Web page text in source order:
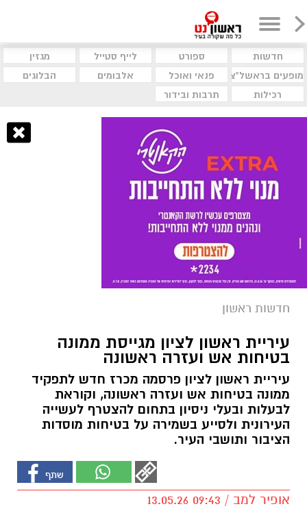
חדשות ספורט לייף סטייל
מגזין
מופעים בראשל"צ
פנאי ואוכל אלבומים
הבלוגים
רכילות
תרבות ובידור
חדשות ראשון
עיריית ראשון לציון מגייסת ממונה
בטיחות אש ועזרה ראשונה
עיריית ראשון לציון פרסמה מכרז חדש לתפקיד
ממונה בטיחות אש ועזרה ראשונה, וקוראת
לבעלות ובעלי ניסיון בתחום להצטרף לעשייה
העירונית ולסייע בשמירה על בטיחות מוסדות
הציבור ותושבי העיר.
אופיר למב / 09:43 13.05.26